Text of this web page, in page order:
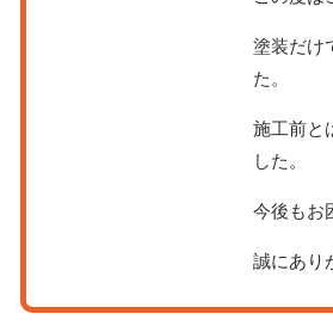
塗装だけ
た。
施工前と
した。
今後もお
誠にあり